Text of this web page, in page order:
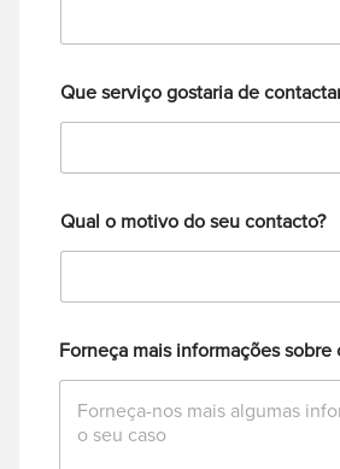
Que serviço gostaria de
Qual o motivo do seu contacto?
Forneça mais informações sobre